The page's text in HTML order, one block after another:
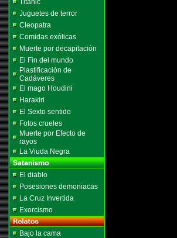
Titanic
Juguetes de terror
Cleopatra
Comidas exóticas
Muerte por decapitación
El Fin del mundo
Plastificación de
Cadáveres
El mago Houdini
Harakiri
El Sexto sentido
Fotos crueles
Muerte por Efecto de
rayos
La Viuda Negra
El diablo
Posesiones demoniacas
La Cruz Invertida
Exorcismo
Bajo la cama